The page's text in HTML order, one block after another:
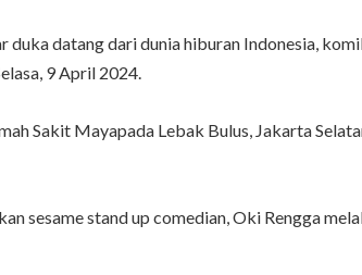
duka datang dari dunia hiburan Indonesia,
9 April 2024.
Sakit Mayapada Lebak Bulus, Jakarta
sesame stand up comedian, Oki Rengga